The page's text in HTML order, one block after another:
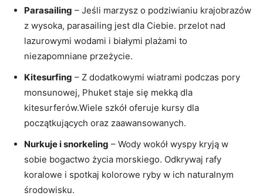
Parasailing – ​Jeśli ⁢marzysz o podziwianiu krajobrazów
z ⁤wysoka, parasailing jest dla ‌Ciebie. przelot nad
lazurowymi wodami⁤ i‍ białymi plażami‌ to
niezapomniane przeżycie.
Kitesurfing – Z dodatkowymi ⁣wiatrami podczas pory
monsunowej, Phuket staje się mekką‍ dla
kitesurferów.Wiele szkół oferuje kursy dla
początkujących ⁤oraz​ zaawansowanych.
Nurkuje‌ i snorkeling – Wody wokół wyspy kryją ⁣w
sobie ⁢bogactwo życia morskiego. ​Odkrywaj rafy
‌koralowe i⁢ spotkaj kolorowe ryby w⁢ ich naturalnym
środowisku.